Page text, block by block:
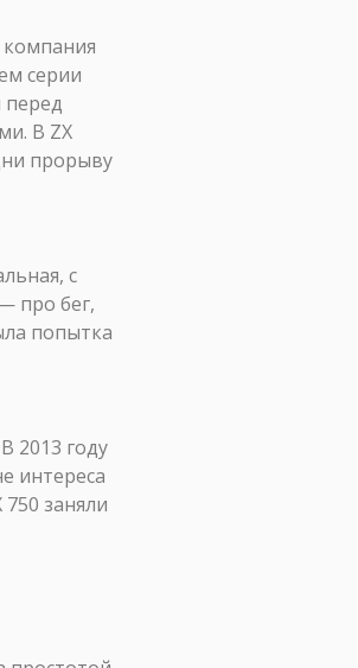
компания
серии
перед
В ZX
прорыву
с
про бег,
попытка
2013 году
интереса
заняли